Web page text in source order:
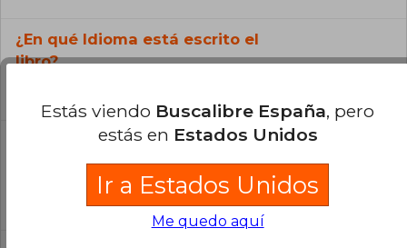
¿En qué Idioma está escrito el
libro?
La encuadernación de esta edición es Tapa
Estás viendo Buscalibre España, pero
estás en Estados Unidos
Ir a Estados Unidos
Me quedo aquí